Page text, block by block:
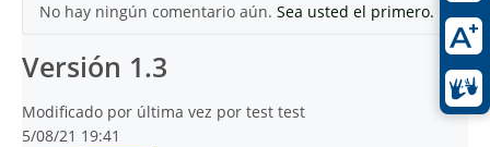
No hay ningún comentario aún. Sea usted el primero.
Versión 1.3
Modificado por última vez por test test
5/08/21 19:41